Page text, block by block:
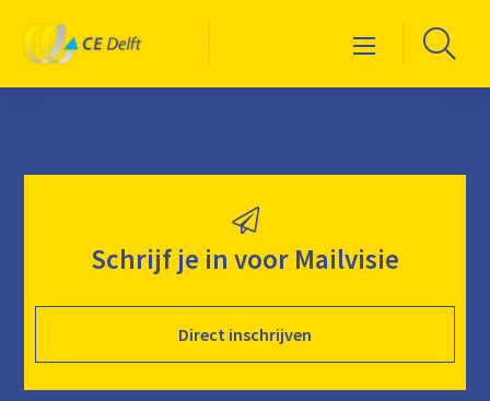
Logo
CE
Delft
Menu Ga
Schrijf je in voor Mailvisie
Direct inschrijven